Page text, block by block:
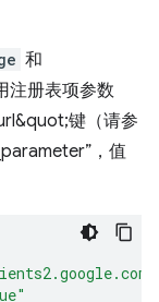
和
注册表项参数
键（请参
，值